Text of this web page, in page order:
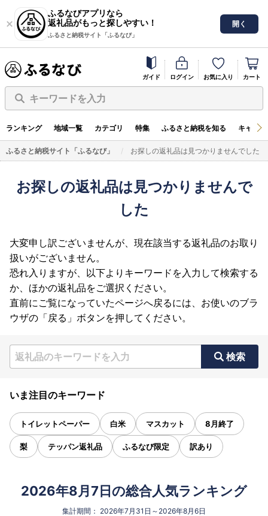
ふるなびアプリなら
返礼品がもっと探しやすい！
ふるさと納税サイト「ふるなび」
開く
ガイド ログイン お気に入り カート
キーワードを入力
ランキング 地域一覧 カテゴリ 特集 ふるさと納税を知る キャン
ふるさと納税サイト「ふるなび」 お探しの返礼品は見つかりませんでした
お探しの返礼品は見つかりませんで
した
大変申し訳ございませんが、現在該当する返礼品のお取り
扱いがございません。
恐れ入りますが、以下よりキーワードを入力して検索する
か、ほかの返礼品をご選択ください。
直前にご覧になっていたページへ戻るには、お使いのブラ
ウザの「戻る」ボタンを押してください。
検索
いま注目のキーワード
トイレットペーパー 白米 マスカット 8月終了
梨 テッパン返礼品 ふるなび限定 訳あり
2026年8月7日の総合人気ランキング
集計期間： 2026年7月31日～2026年8月6日